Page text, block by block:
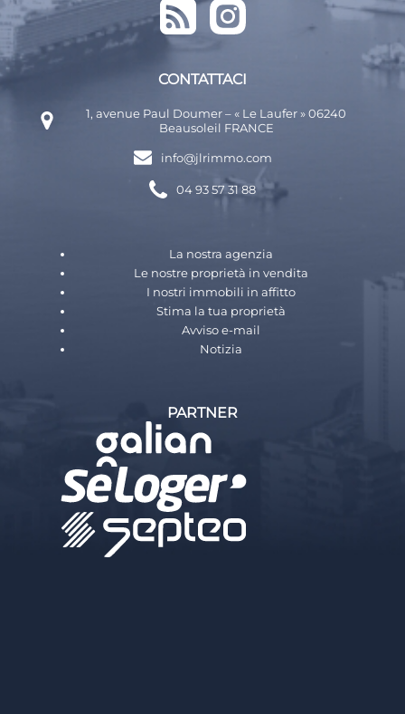
CONTATTACI
1, avenue Paul Doumer – « Le Laufer » 06240
Beausoleil FRANCE
info@jlrimmo.com
04 93 57 31 88
La nostra agenzia
Le nostre proprietà in vendita
I nostri immobili in affitto
Stima la tua proprietà
Avviso e-mail
Notizia
PARTNER